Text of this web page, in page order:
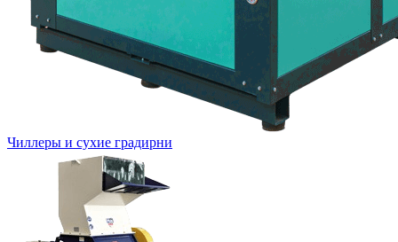
Чиллеры и сухие градирни